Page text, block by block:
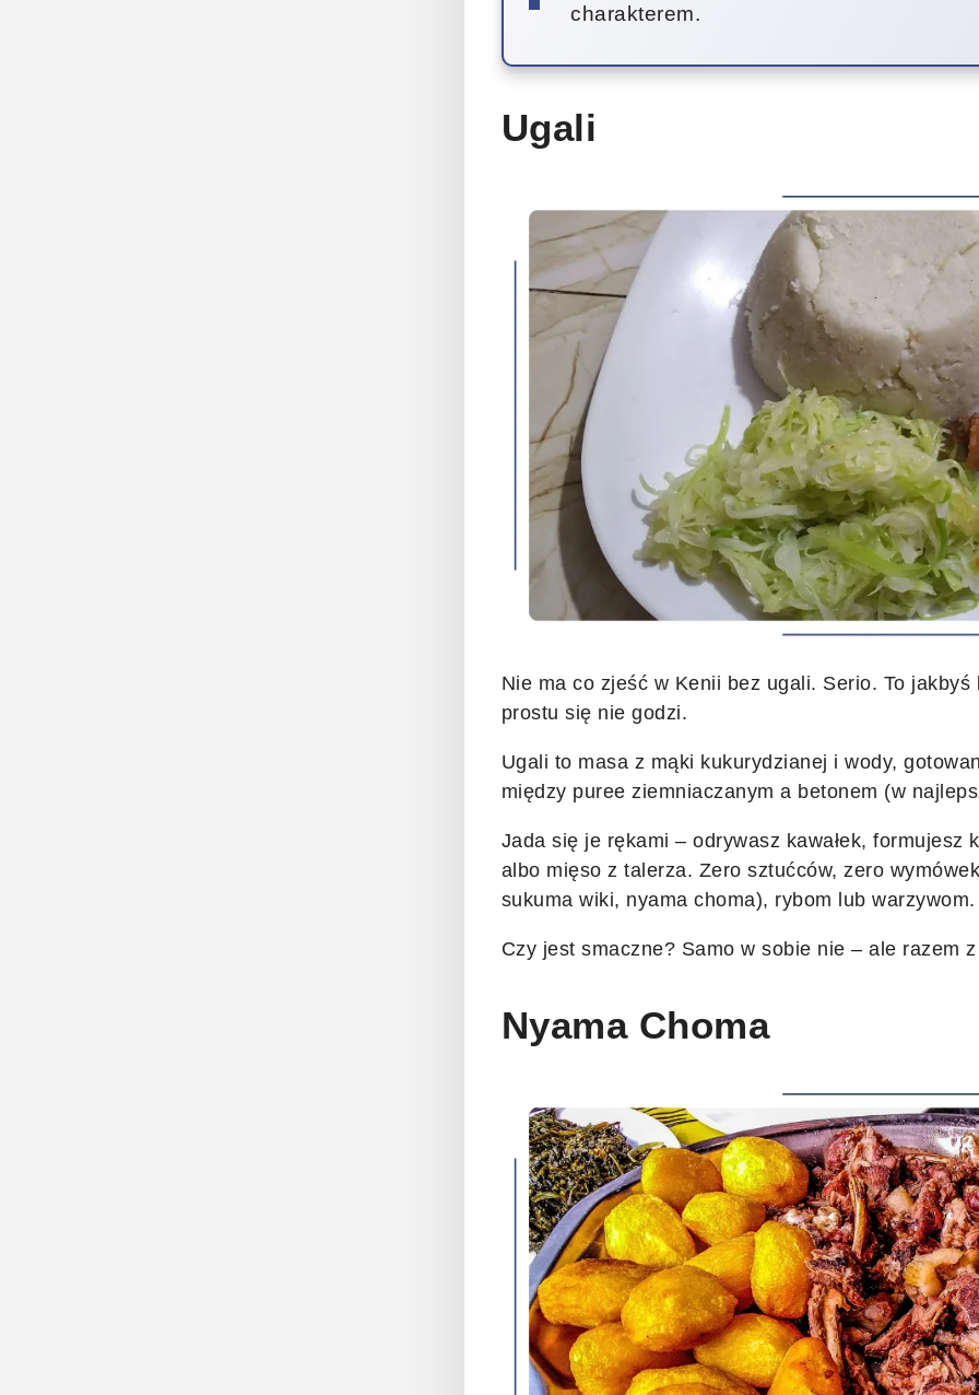
charakterem.
Ugali
Nie ma co zjeść w Kenii bez ugali. Serio. To jakbyś
prostu się nie godzi.
Ugali to masa z mąki kukurydzianej i wody,
między puree ziemniaczanym a betonem (w
Jada się je rękami – odrywasz kawałek, formujesz
albo mięso z talerza. Zero sztućców, zero
sukuma wiki, nyama choma), rybom lub warzywom.
Czy jest smaczne? Samo w sobie nie – ale razem
Nyama Choma